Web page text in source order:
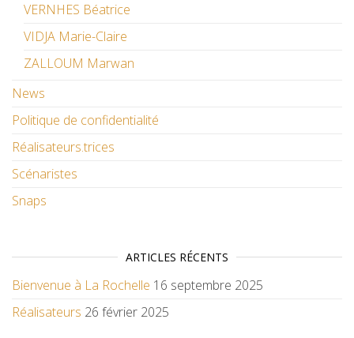
VERNHES Béatrice
VIDJA Marie-Claire
ZALLOUM Marwan
News
Politique de confidentialité
Réalisateurs.trices
Scénaristes
Snaps
ARTICLES RÉCENTS
Bienvenue à La Rochelle 16 septembre 2025
Réalisateurs 26 février 2025